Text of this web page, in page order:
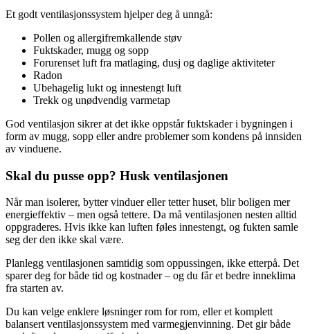
Et godt ventilasjonssystem hjelper deg å unngå:
Pollen og allergifremkallende støv
Fuktskader, mugg og sopp
Forurenset luft fra matlaging, dusj og daglige aktiviteter
Radon
Ubehagelig lukt og innestengt luft
Trekk og unødvendig varmetap
God ventilasjon sikrer at det ikke oppstår fuktskader i bygningen i
form av mugg, sopp eller andre problemer som kondens på innsiden
av vinduene.
Skal du pusse opp? Husk ventilasjonen
Når man isolerer, bytter vinduer eller tetter huset, blir boligen mer
energieffektiv – men også tettere. Da må ventilasjonen nesten alltid
oppgraderes. Hvis ikke kan luften føles innestengt, og fukten samle
seg der den ikke skal være.
Planlegg ventilasjonen samtidig som oppussingen, ikke etterpå. Det
sparer deg for både tid og kostnader – og du får et bedre inneklima
fra starten av.
Du kan velge enklere løsninger rom for rom, eller et komplett
balansert ventilasjonssystem med varmegjenvinning. Det gir både